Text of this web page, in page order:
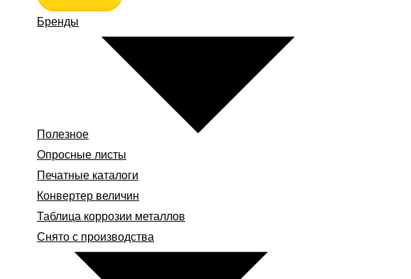
Бренды
Полезное
Опросные листы
Печатные каталоги
Конвертер величин
Таблица коррозии металлов
Снято с производства